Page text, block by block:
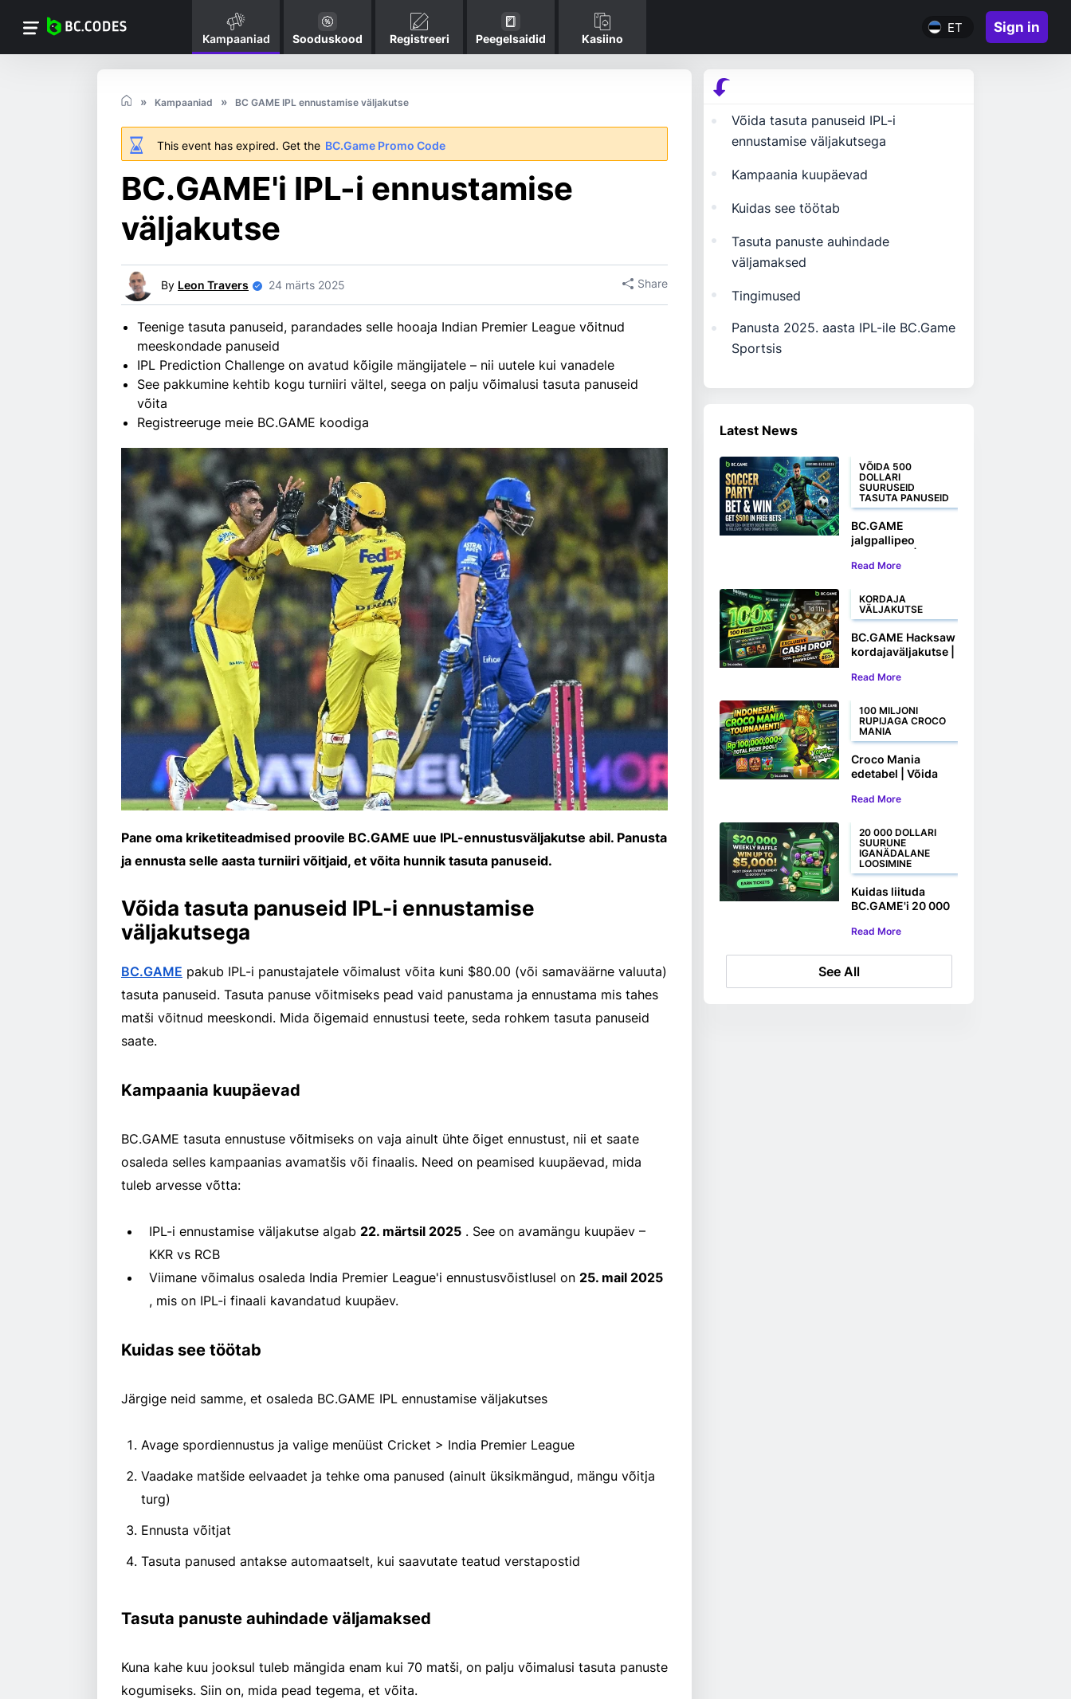
Kampaaniad Sooduskood Registreeri Peegelsaidid Kasiino
ET Sign in
Kampaaniad BC GAME IPL ennustamise väljakutse
This event has expired. Get the BC.Game Promo Code
BC.GAME'i IPL-i ennustamise
väljakutse
By Leon Travers 24 märts 2025 Share
Teenige tasuta panuseid, parandades selle hooaja Indian Premier League võitnud
meeskondade panuseid
IPL Prediction Challenge on avatud kõigile mängijatele – nii uutele kui vanadele
See pakkumine kehtib kogu turniiri vältel, seega on palju võimalusi tasuta panuseid
võita
Registreeruge meie BC.GAME koodiga
Pane oma kriketiteadmised proovile BC.GAME uue IPL-ennustusväljakutse abil. Panusta
ja ennusta selle aasta turniiri võitjaid, et võita hunnik tasuta panuseid.
Võida tasuta panuseid IPL-i ennustamise
väljakutsega
BC.GAME pakub IPL-i panustajatele võimalust võita kuni $80.00 (või samaväärne valuuta)
tasuta panuseid. Tasuta panuse võitmiseks pead vaid panustama ja ennustama mis tahes
matši võitnud meeskondi. Mida õigemaid ennustusi teete, seda rohkem tasuta panuseid
saate.
Kampaania kuupäevad
BC.GAME tasuta ennustuse võitmiseks on vaja ainult ühte õiget ennustust, nii et saate
osaleda selles kampaanias avamatšis või finaalis. Need on peamised kuupäevad, mida
tuleb arvesse võtta:
IPL-i ennustamise väljakutse algab 22. märtsil 2025 . See on avamängu kuupäev –
KKR vs RCB
Viimane võimalus osaleda India Premier League'i ennustusvõistlusel on 25. mail 2025
, mis on IPL-i finaali kavandatud kuupäev.
Kuidas see töötab
Järgige neid samme, et osaleda BC.GAME IPL ennustamise väljakutses
Avage spordiennustus ja valige menüüst Cricket > India Premier League
Vaadake matšide eelvaadet ja tehke oma panused (ainult üksikmängud, mängu võitja
turg)
Ennusta võitjat
Tasuta panused antakse automaatselt, kui saavutate teatud verstapostid
Tasuta panuste auhindade väljamaksed
Kuna kahe kuu jooksul tuleb mängida enam kui 70 matši, on palju võimalusi tasuta panuste
kogumiseks. Siin on, mida pead tegema, et võita.
Võida tasuta panuseid IPL-i
ennustamise väljakutsega
Kampaania kuupäevad
Kuidas see töötab
Tasuta panuste auhindade
väljamaksed
Tingimused
Panusta 2025. aasta IPL-ile BC.Game
Sportsis
Latest News
VÕIDA 500
DOLLARI
SUURUSEID
TASUTA PANUSEID
BC.GAME
jalgpallipeo
Panusta ja võida
tasuta panuseid
Read More
KORDAJA
VÄLJAKUTSE
BC.GAME Hacksaw
kordajaväljakutse |
keerutust ja
Read More
100 MILJONI
RUPIJAGA CROCO
MANIA
Croco Mania
edetabel | Võida
100 000 000
Read More
20 000 DOLLARI
SUURUNE
IGANÄDALANE
LOOSIMINE
Kuidas liituda
BC.GAME'i 20 000
iganädalase
Read More
See All